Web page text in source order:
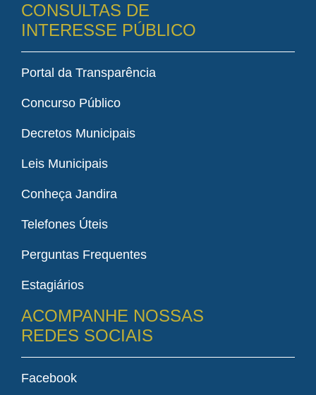
CONSULTAS DE
INTERESSE PÚBLICO
Portal da Transparência
Concurso Público
Decretos Municipais
Leis Municipais
Conheça Jandira
Telefones Úteis
Perguntas Frequentes
Estagiários
ACOMPANHE NOSSAS
REDES SOCIAIS
Facebook